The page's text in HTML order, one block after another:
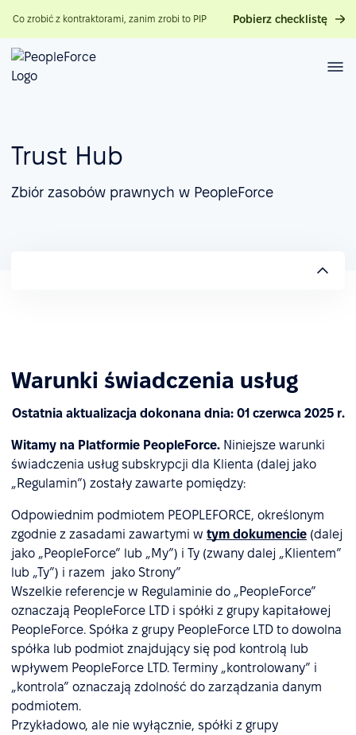
Co zrobić z kontraktorami, zanim zrobi to PIP Pobierz checklistę
Trust Hub
Zbiór zasobów prawnych w PeopleForce
Warunki świadczenia usług
Ostatnia aktualizacja dokonana dnia: 01 czerwca 2025 r.
Witamy na Platformie PeopleForce. Niniejsze warunki
świadczenia usług subskrypcji dla Klienta (dalej jako
„Regulamin”) zostały zawarte pomiędzy:
Odpowiednim podmiotem PEOPLEFORCE, określonym
zgodnie z zasadami zawartymi w tym dokumencie (dalej
jako „PeopleForce” lub „My”) i Ty (zwany dalej „Klientem”
lub „Ty”) i razem jako Strony”
Wszelkie referencje w Regulaminie do „PeopleForce”
oznaczają PeopleForce LTD i spółki z grupy kapitałowej
PeopleForce. Spółka z grupy PeopleForce LTD to dowolna
spółka lub podmiot znajdujący się pod kontrolą lub
wpływem PeopleForce LTD. Terminy „kontrolowany” i
„kontrola” oznaczają zdolność do zarządzania danym
podmiotem.
Przykładowo, ale nie wyłącznie, spółki z grupy